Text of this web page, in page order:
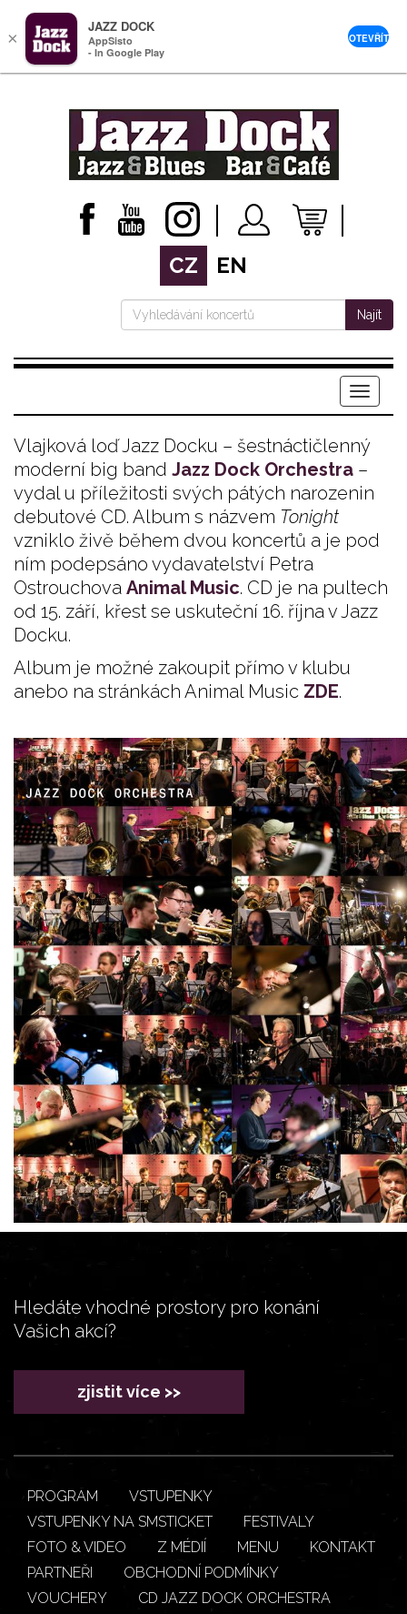
CZ EN
Najít
Menu
Vlajková loď Jazz Docku – šestnáctičlenný
moderní big band Jazz Dock Orchestra –
vydal u příležitosti svých pátých narozenin
debutové CD. Album s názvem Tonight
vzniklo živě během dvou koncertů a je pod
ním podepsáno vydavatelství Petra
Ostrouchova Animal Music. CD je na pultech
od 15. září, křest se uskuteční 16. října v Jazz
Docku.
Album je možné zakoupit přímo v klubu
anebo na stránkách Animal Music ZDE.
Hledáte vhodné prostory pro konání
Vašich akcí?
zjistit více >>
PROGRAM
VSTUPENKY
VSTUPENKY NA SMSTICKET
FESTIVALY
FOTO & VIDEO
Z MÉDIÍ MENU
KONTAKT
PARTNEŘI
OBCHODNÍ PODMÍNKY
VOUCHERY
CD JAZZ DOCK ORCHESTRA
×
JAZZ DOCK
AppSisto
- In Google Play
OTEVŘÍT